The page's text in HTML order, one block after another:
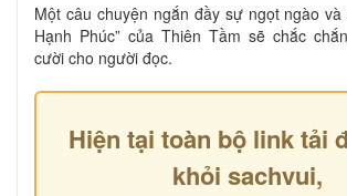
Một câu chuyện ngắn đầy sự ngọt ngào và
Hạnh Phúc” của Thiên Tầm sẽ chắc
cười cho người đọc.
Hiện tại toàn bộ link tải
khỏi sachvui,